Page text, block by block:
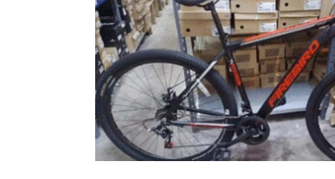
mayo. El anuncio lo hará el
Ene 5, 2024 0 1100
El golpe al bolsillo que significó la
y las playas de La Feliz se ven más
cuesta comer en la ciudad.